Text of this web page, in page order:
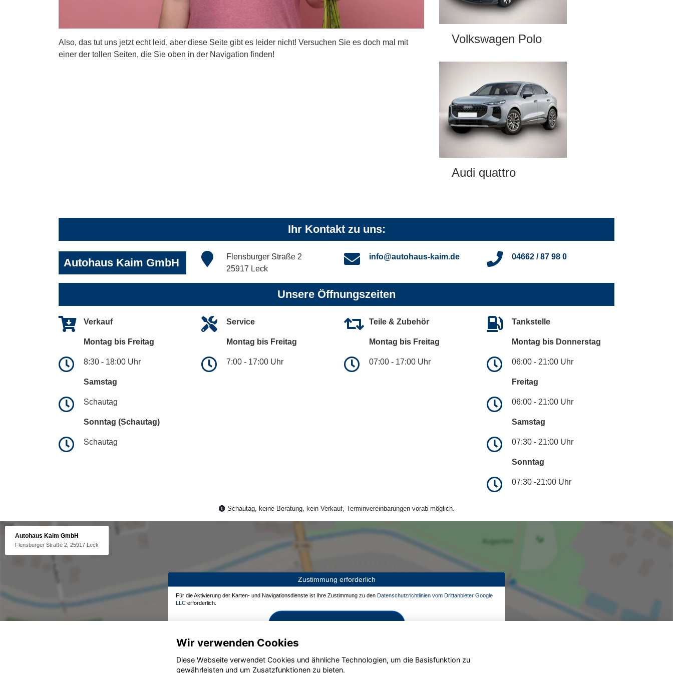
Also, das tut uns jetzt echt leid, aber diese Seite gibt es leider nicht! Versuchen Sie es doch mal mit
einer der tollen Seiten, die Sie oben in der Navigation finden!
Volkswagen Polo
Audi quattro
Ihr Kontakt zu uns:
Autohaus Kaim GmbH
Flensburger Straße 2
25917 Leck
info@autohaus-kaim.de 04662 / 87 98 0
Unsere Öffnungszeiten
Verkauf
Montag bis Freitag
8:30 - 18:00 Uhr
Samstag
Schautag
Sonntag (Schautag)
Schautag
Service
Montag bis Freitag
7:00 - 17:00 Uhr
Teile & Zubehör
Montag bis Freitag
07:00 - 17:00 Uhr
Tankstelle
Montag bis Donnerstag
06:00 - 21:00 Uhr
Freitag
06:00 - 21:00 Uhr
Samstag
07:30 - 21:00 Uhr
Sonntag
07:30 -21:00 Uhr
Schautag, keine Beratung, kein Verkauf, Terminvereinbarungen vorab möglich.
Autohaus Kaim GmbH
Flensburger Straße 2, 25917 Leck
Zustimmung erforderlich
Für die Aktivierung der Karten- und Navigationsdienste ist Ihre Zustimmung zu den Datenschutzrichtlinien vom Drittanbieter Google
LLC erforderlich.
Zustimmen und aktivieren
Wir verwenden Cookies
Diese Webseite verwendet Cookies und ähnliche Technologien, um die Basisfunktion zu
gewährleisten und um Zusatzfunktionen zu bieten.